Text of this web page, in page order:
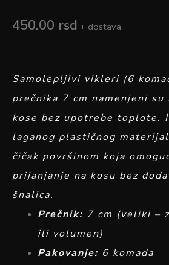
450.00 rsd + dostava
Samolepljivi vikleri (6
prečnika 7 cm namenjeni su
kose bez upotrebe toplote.
laganog plastičnog
čičak površinom koja
prijanjanje na kosu bez
šnalica.
Prečnik: 7 cm (veliki –
ili volumen)
Pakovanje: 6 komada